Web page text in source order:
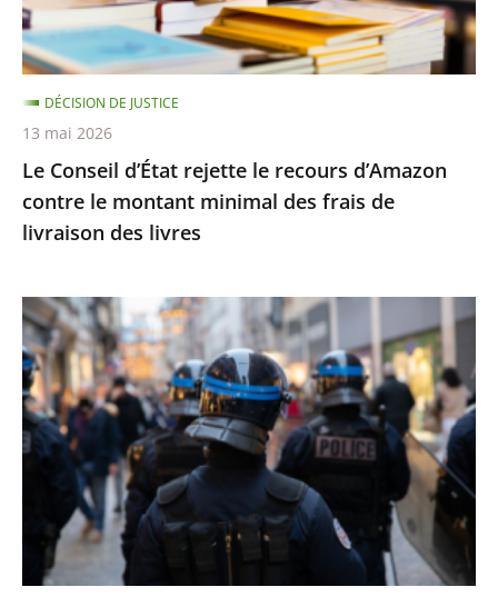
contre
le
montant
minimal
des
frais
de
livraison
livres
Le Conseil d’État rejette le recours d’Amazon
contre le montant minimal des frais de
livraison des livres
DÉCISION DE JUSTICE
13 mai 2026
Identification
individuelle
des
policiers
et
gendarmes
Conseil
d’État